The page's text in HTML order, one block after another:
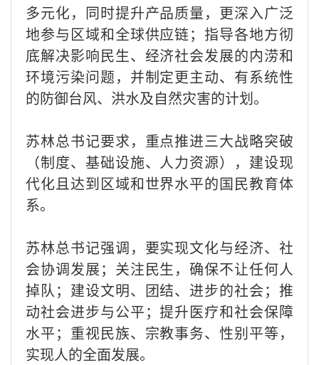
多元化，同时提升产品质量，更深入广泛
地参与区域和全球供应链；指导各地方彻
底解决影响民生、经济社会发展的内涝和
环境污染问题，并制定更主动、有系统性
的防御台风、洪水及自然灾害的计划。
苏林总书记要求，重点推进三大战略突破
（制度、基础设施、人力资源），建设现
代化且达到区域和世界水平的国民教育体
系。
苏林总书记强调，要实现文化与经济、社
会协调发展；关注民生，确保不让任何人
掉队；建设文明、团结、进步的社会；推
动社会进步与公平；提升医疗和社会保障
水平；重视民族、宗教事务、性别平等，
实现人的全面发展。